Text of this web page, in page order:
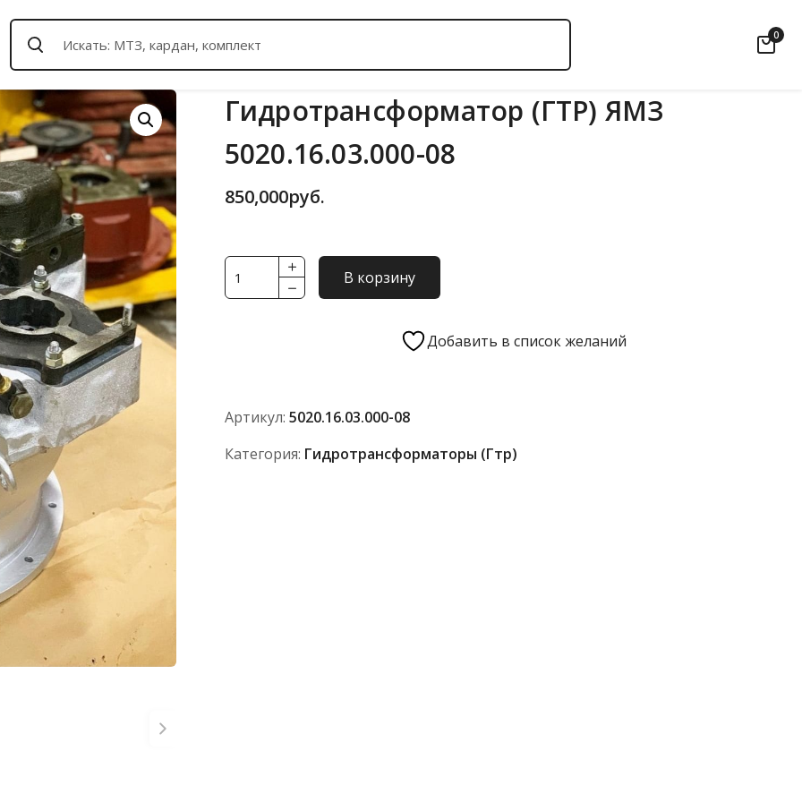
0
Гидротрансформатор (ГТР) ЯМЗ
5020.16.03.000-08
850,000руб.
Количество
товара
В корзину
Добавить в список желаний
Артикул: 5020.16.03.000-08
Категория: Гидротрансформаторы (гтр)